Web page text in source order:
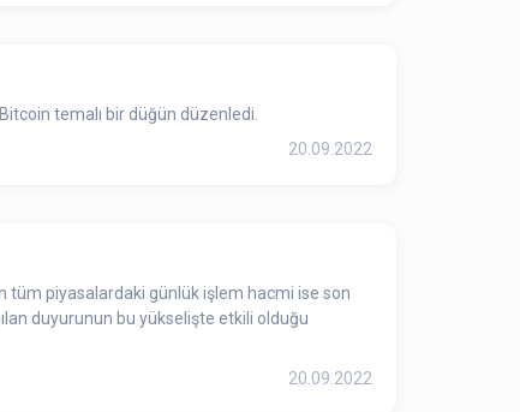
temalı bir düğün düzenledi.
20.09.2022
tüm piyasalardaki günlük işlem hacmi ise son
duyurunun bu yükselişte etkili olduğu
20.09.2022